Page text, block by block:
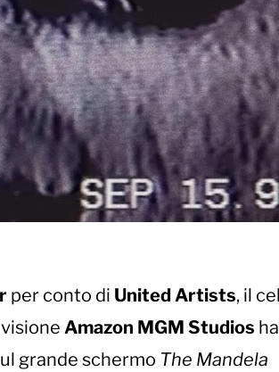
per conto di United Artists, il
Amazon MGM Studios
grande schermo The Mandela